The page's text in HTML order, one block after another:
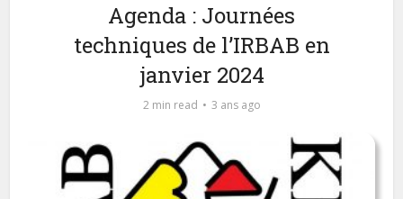
Agenda : Journées
techniques de l’IRBAB en
janvier 2024
2 min read 3 ans ago